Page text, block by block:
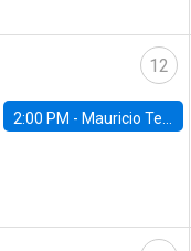
12
2:00 PM - Mauricio Tejada, UDP